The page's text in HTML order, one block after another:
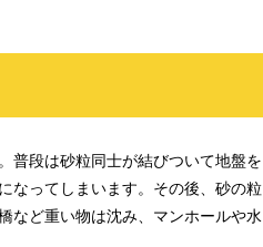
普段は砂粒同士が結びついて地盤を
なってしまいます。その後、砂の粒
など重い物は沈み、マンホールや水